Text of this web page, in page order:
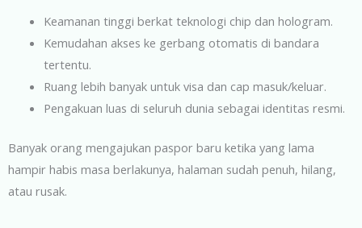
Keamanan tinggi berkat teknologi chip dan hologram.
Kemudahan akses ke gerbang otomatis di bandara
tertentu.
Ruang lebih banyak untuk visa dan cap masuk/keluar.
Pengakuan luas di seluruh dunia sebagai identitas resmi.
Banyak orang mengajukan paspor baru ketika yang lama
hampir habis masa berlakunya, halaman sudah penuh, hilang,
atau rusak.